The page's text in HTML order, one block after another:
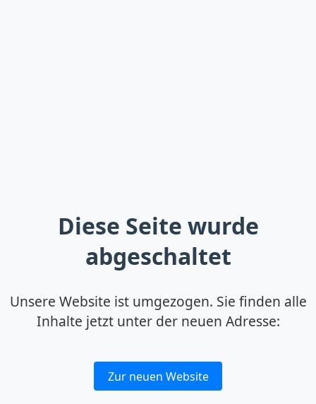
Diese Seite wurde
abgeschaltet
Unsere Website ist umgezogen. Sie finden alle
Inhalte jetzt unter der neuen Adresse:
Zur neuen Website